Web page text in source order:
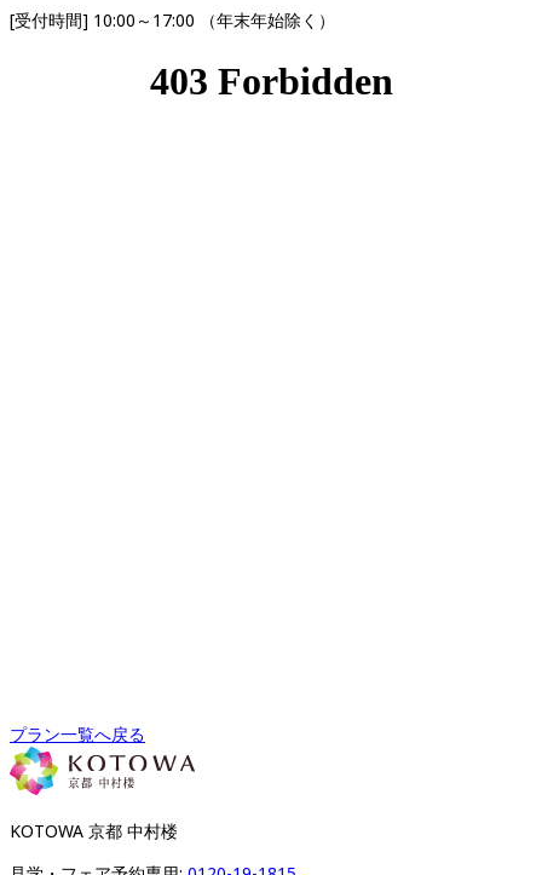
[受付時間] 10:00～17:00 （年末年始除く）
プラン一覧へ戻る
KOTOWA 京都 中村楼